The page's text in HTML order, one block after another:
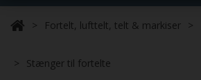
Fortelt, lufttelt, telt & markiser
Stænger til fortelte